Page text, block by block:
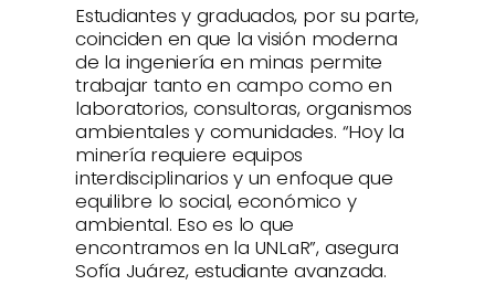
Estudiantes y graduados, por su parte,
coinciden en que la visión moderna
de la ingeniería en minas permite
trabajar tanto en campo como en
laboratorios, consultoras, organismos
ambientales y comunidades. “Hoy la
minería requiere equipos
interdisciplinarios y un enfoque que
equilibre lo social, económico y
ambiental. Eso es lo que
encontramos en la UNLaR”, asegura
Sofía Juárez, estudiante avanzada.